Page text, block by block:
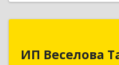
ИП Веселова